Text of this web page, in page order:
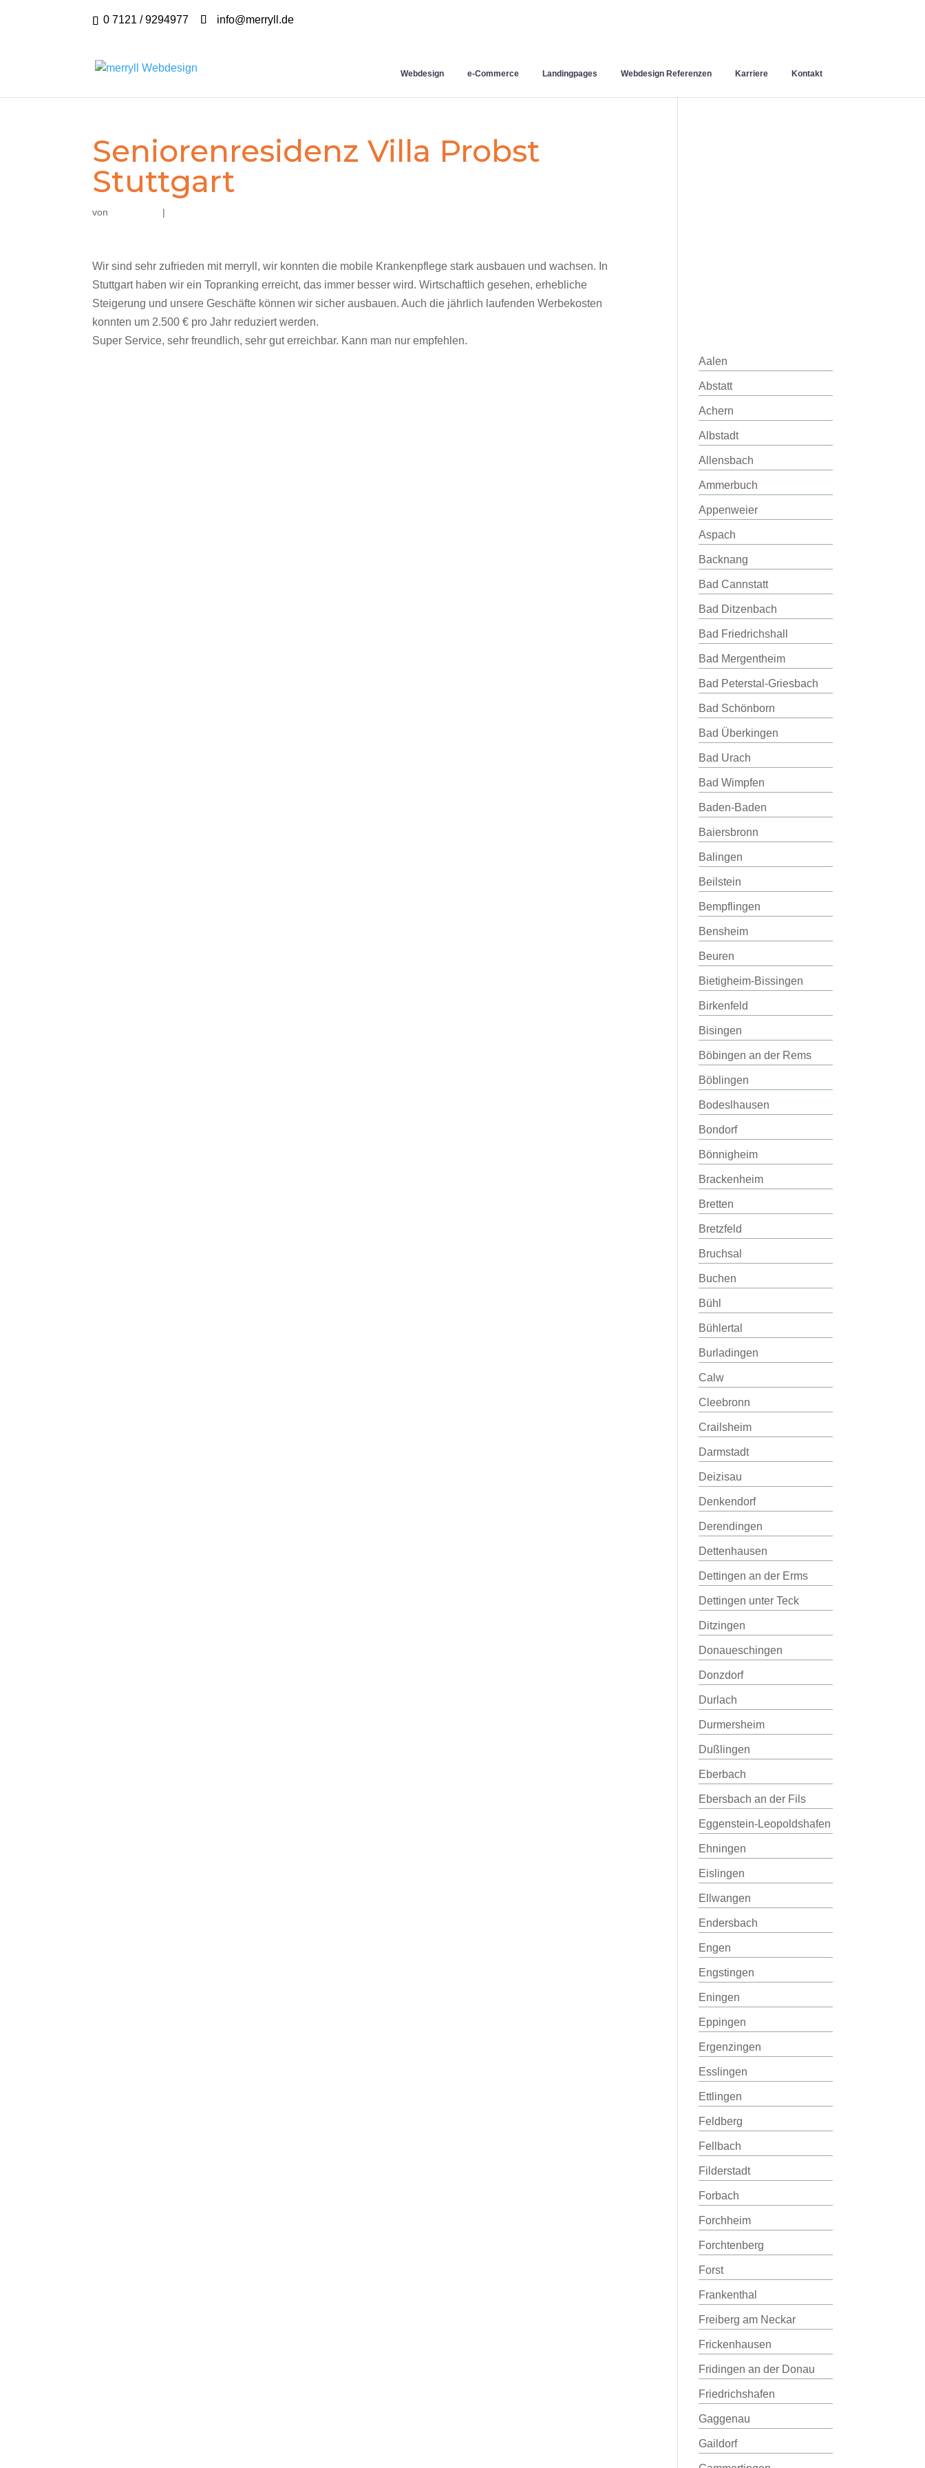
0 7121 / 9294977 info@merryll.de
Webdesign e-Commerce Landingpages Webdesign Referenzen Karriere Kontakt
Seniorenresidenz Villa Probst
Stuttgart
von |
Wir sind sehr zufrieden mit merryll, wir konnten die mobile Krankenpflege stark ausbauen und wachsen. In
Stuttgart haben wir ein Topranking erreicht, das immer besser wird. Wirtschaftlich gesehen, erhebliche
Steigerung und unsere Geschäfte können wir sicher ausbauen. Auch die jährlich laufenden Werbekosten
konnten um 2.500 € pro Jahr reduziert werden.
Super Service, sehr freundlich, sehr gut erreichbar. Kann man nur empfehlen.
Aalen
Abstatt
Achern
Albstadt
Allensbach
Ammerbuch
Appenweier
Aspach
Backnang
Bad Cannstatt
Bad Ditzenbach
Bad Friedrichshall
Bad Mergentheim
Bad Peterstal-Griesbach
Bad Schönborn
Bad Überkingen
Bad Urach
Bad Wimpfen
Baden-Baden
Baiersbronn
Balingen
Beilstein
Bempflingen
Bensheim
Beuren
Bietigheim-Bissingen
Birkenfeld
Bisingen
Böbingen an der Rems
Böblingen
Bodeslhausen
Bondorf
Bönnigheim
Brackenheim
Bretten
Bretzfeld
Bruchsal
Buchen
Bühl
Bühlertal
Burladingen
Calw
Cleebronn
Crailsheim
Darmstadt
Deizisau
Denkendorf
Derendingen
Dettenhausen
Dettingen an der Erms
Dettingen unter Teck
Ditzingen
Donaueschingen
Donzdorf
Durlach
Durmersheim
Dußlingen
Eberbach
Ebersbach an der Fils
Eggenstein-Leopoldshafen
Ehningen
Eislingen
Ellwangen
Endersbach
Engen
Engstingen
Eningen
Eppingen
Ergenzingen
Esslingen
Ettlingen
Feldberg
Fellbach
Filderstadt
Forbach
Forchheim
Forchtenberg
Forst
Frankenthal
Freiberg am Neckar
Frickenhausen
Fridingen an der Donau
Friedrichshafen
Gaggenau
Gaildorf